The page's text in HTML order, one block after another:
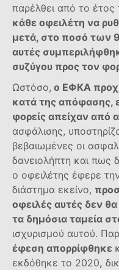
παρέλθει από το έτος
κάθε οφειλέτη να
μετά, στο ποσό των
αυτές
συζύγου προς τον
Ωστόσο, ο ΕΦΚΑ
κατά της απόφασης,
φορείς απείχαν από
ασφάλισης,
βεβαιωμένες οι
δανειολήπτη και πως
ο οφειλέτης έφερε
διάστημα εκείνο,
οφειλές αυτές δεν
τα δημόσια ταμεία
ισχυρισμού αυτού.
έφεση απορρίφθηκε
εκδόθηκε το 2020,